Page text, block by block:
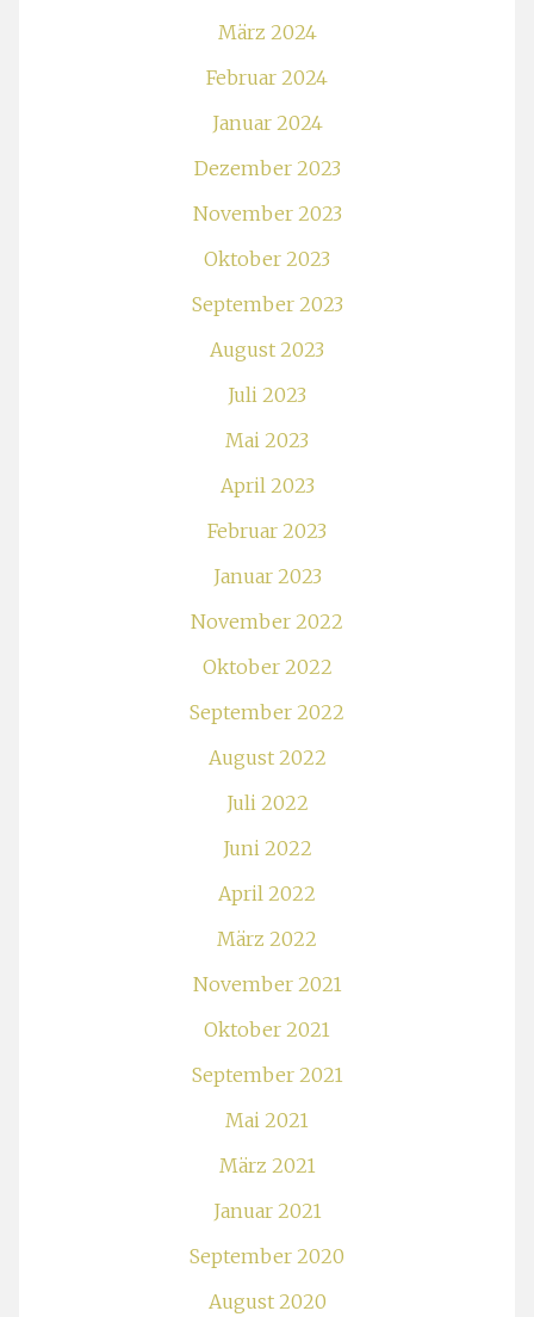
März 2024
Februar 2024
Januar 2024
Dezember 2023
November 2023
Oktober 2023
September 2023
August 2023
Juli 2023
Mai 2023
April 2023
Februar 2023
Januar 2023
November 2022
Oktober 2022
September 2022
August 2022
Juli 2022
Juni 2022
April 2022
März 2022
November 2021
Oktober 2021
September 2021
Mai 2021
März 2021
Januar 2021
September 2020
August 2020